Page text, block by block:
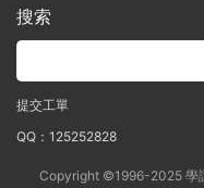
搜索
提交工單
QQ：125252828
Copyright ©1996-2025 學